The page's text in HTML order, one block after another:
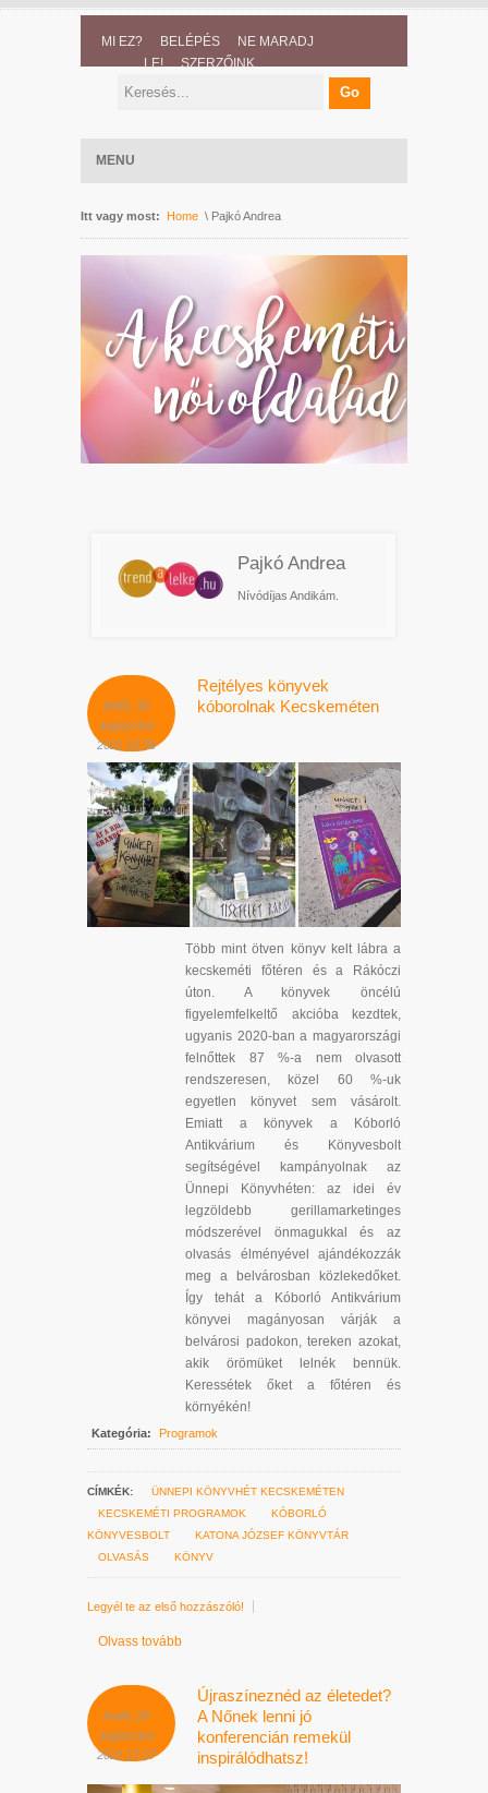
MI EZ? BELÉPÉS
NE MARADJ
LE!
SZERZŐINK
MENU
Itt vagy most: Home \ Pajkó Andrea
Pajkó Andrea
Nívódíjas Andikám.
hétfő, 30
augusztus
2021 15:36
Rejtélyes könyvek
kóborolnak Kecskeméten
Több mint ötven könyv kelt lábra a
kecskeméti főtéren és a Rákóczi
úton. A könyvek öncélú
figyelemfelkeltő akcióba kezdtek,
ugyanis 2020-ban a magyarországi
felnőttek 87 %-a nem olvasott
rendszeresen, közel 60 %-uk
egyetlen könyvet sem vásárolt.
Emiatt a könyvek a Kóborló
Antikvárium és Könyvesbolt
segítségével kampányolnak az
Ünnepi Könyvhéten: az idei év
legzöldebb gerillamarketinges
módszerével önmagukkal és az
olvasás élményével ajándékozzák
meg a belvárosban közlekedőket.
Így tehát a Kóborló Antikvárium
könyvei magányosan várják a
belvárosi padokon, tereken azokat,
akik örömüket lelnék bennük.
Keressétek őket a főtéren és
környékén!
Kategória: Programok
CÍMKÉK:
ÜNNEPI KÖNYVHÉT KECSKEMÉTEN
KECSKEMÉTI PROGRAMOK
KÓBORLÓ
KÖNYVESBOLT
KATONA JÓZSEF KÖNYVTÁR
OLVASÁS
KÖNYV
Legyél te az első hozzászóló!
Olvass tovább
kedd, 24
augusztus
2021 17:27
Újraszíneznéd az életedet?
A Nőnek lenni jó
konferencián remekül
inspirálódhatsz!